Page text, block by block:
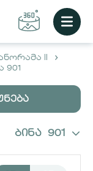
II
901
ბინა 901